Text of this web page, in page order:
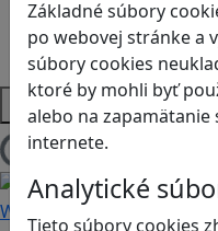
Základné súbory
po webovej stránke a
súbory cookies
ktoré by mohli byť
alebo na zapamätanie
internete.
Analytické
Tieto súbory cookies
Strategické
Zdravie a pohyb
Platformy